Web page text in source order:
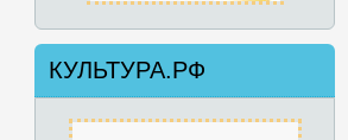
КУЛЬТУРА.РФ